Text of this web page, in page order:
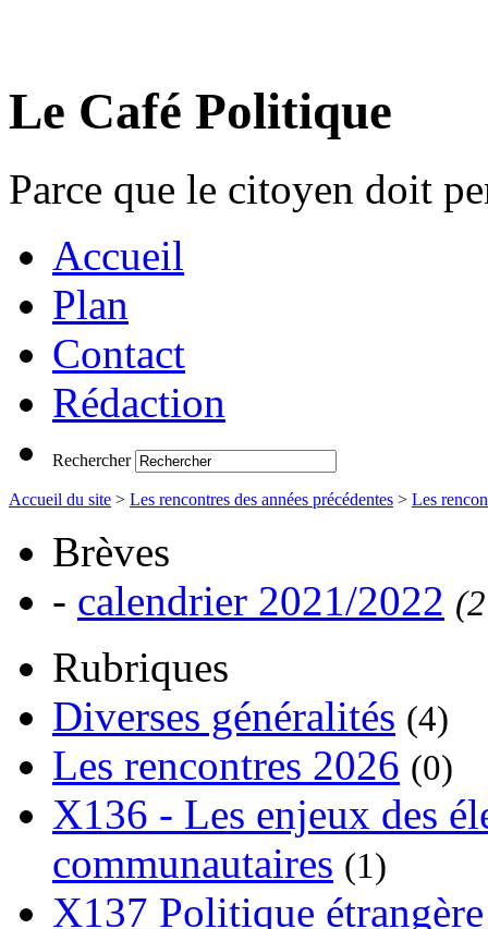
Le Café Politique
Parce que le citoyen doit
Accueil
Plan
Contact
Rédaction
Rechercher
Accueil du site > Les rencontres des années précédentes > Les
Brèves
- calendrier 2021/2022
Rubriques
Diverses généralités (4)
Les rencontres 2026 (0)
X136 - Les enjeux des
communautaires (1)
X137 Politique